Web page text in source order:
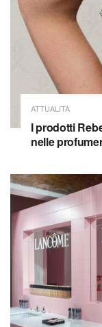
ATTUALITÀ
I prodotti
nelle